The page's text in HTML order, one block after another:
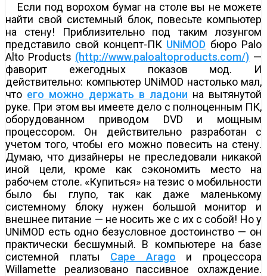
Если под ворохом бумаг на столе вы не можете
найти свой системный блок, повесьте компьютер
на стену! Приблизительно под таким лозунгом
представило свой концепт-ПК UNiMOD бюро Palo
Alto Products (http://www.paloaltoproducts.com/) —
фаворит ежегодных показов мод. И
действительно: компьютер UNiMOD настолько мал,
что его можно держать в ладони на вытянутой
руке. При этом вы имеете дело с полноценным ПК,
оборудованном приводом DVD и мощным
процессором. Он действительно разработан с
учетом того, чтобы его можно повесить на стену.
Думаю, что дизайнеры не преследовали никакой
иной цели, кроме как сэкономить место на
рабочем столе. «Купиться» на тезис о мобильности
было бы глупо, так как даже маленькому
системному блоку нужен большой монитор и
внешнее питание — не носить же с их с собой! Но у
UNiMOD есть одно безусловное достоинство — он
практически бесшумный. В компьютере на базе
системной платы Cape Arago и процессора
Willamette реализовано пассивное охлаждение.